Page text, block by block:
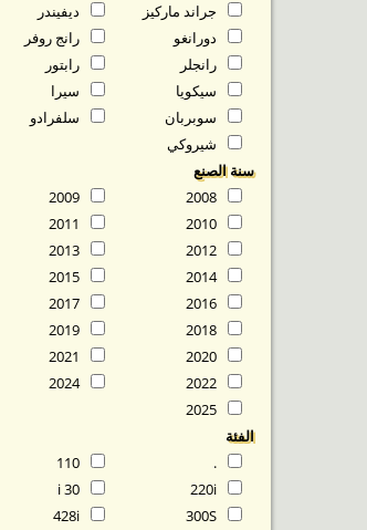
جراند ماركيز
ديفيندر
دورانغو
رانج روفر
رانجلر
رابتور
سيكويا
سيرا
سوبربان
سلفرادو
شيروكي
سنة الصنع
2014
2024
الفئة
.